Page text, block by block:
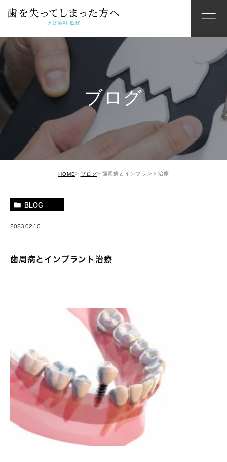
ブログ
HOME ブログ 歯周病とインプラント治療
BLOG
2023.02.10
歯周病とインプラント治療